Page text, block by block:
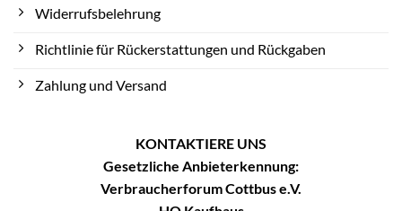
Widerrufsbelehrung
Richtlinie für Rückerstattungen und Rückgaben
Zahlung und Versand
KONTAKTIERE UNS
Gesetzliche Anbieterkennung:
Verbraucherforum Cottbus e.V.